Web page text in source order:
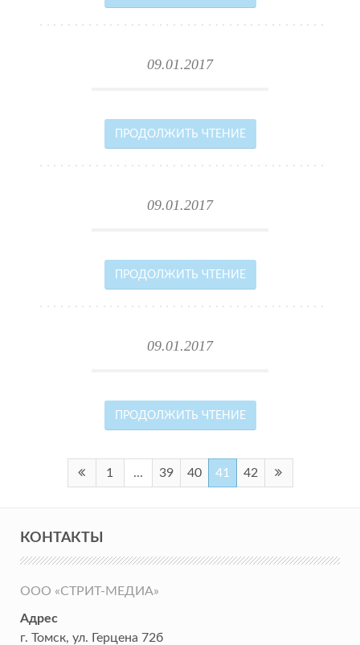
09.01.2017
ПРОДОЛЖИТЬ ЧТЕНИЕ
09.01.2017
ПРОДОЛЖИТЬ ЧТЕНИЕ
09.01.2017
ПРОДОЛЖИТЬ ЧТЕНИЕ
1 ... 39 40 41 42
КОНТАКТЫ
ООО «СТРИТ-МЕДИА»
Адрес
г. Томск, ул. Герцена 72б